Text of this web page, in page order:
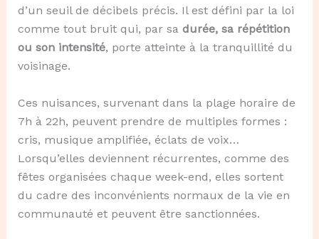
d’un seuil de décibels précis. Il est défini par la loi
comme tout bruit qui, par sa durée, sa répétition
ou son intensité, porte atteinte à la tranquillité du
voisinage.
Ces nuisances, survenant dans la plage horaire de
7h à 22h, peuvent prendre de multiples formes :
cris, musique amplifiée, éclats de voix…
Lorsqu’elles deviennent récurrentes, comme des
fêtes organisées chaque week-end, elles sortent
du cadre des inconvénients normaux de la vie en
communauté et peuvent être sanctionnées.